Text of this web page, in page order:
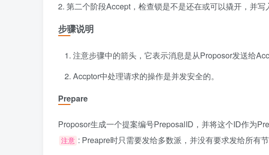
2. 第二个阶段Accept，检查锁是不是还在或可以撬开，并写
步骤说明
注意步骤中的箭头，它表示消息是从Proposor发送给
Accptor中处理请求的操作是并发安全的。
Prepare
Proposor生成一个提案编号PreposalID，并将这个ID作为
注意 : Preapre时只需要发给多数派，并没有要求发给所有节